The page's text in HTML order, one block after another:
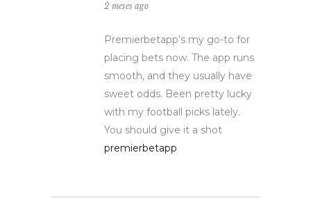
2 meses ago
Premierbetapp’s my go-to for
placing bets now. The app runs
smooth, and they usually have
sweet odds. Been pretty lucky
with my football picks lately.
You should give it a shot
premierbetapp